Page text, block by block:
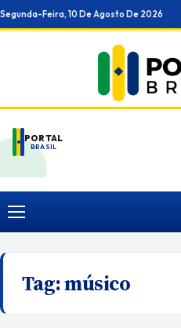
Ir
para
Segunda-Feira, 10 De Agosto De 2026
PORTAL
BRASIL
Menu
Tag:músico